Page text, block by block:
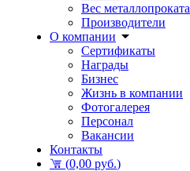
Вес металлопроката
Производители
О компании
Сертификаты
Награды
Бизнес
Жизнь в компании
Фотогалерея
Персонал
Вакансии
Контакты
(0,00 руб.)